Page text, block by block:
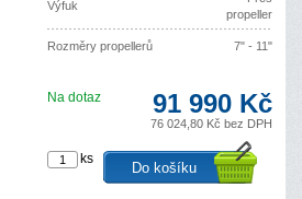
Výfuk
propeller
Rozměry propellerů 7" - 11"
Na dotaz 91 990 Kč
76 024,80 Kč bez DPH
ks